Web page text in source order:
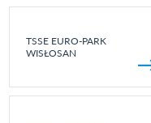
TSSE EURO-PARK
WISŁOSAN